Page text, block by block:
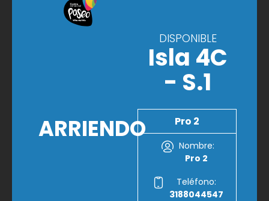
DISPONIBLE
Isla 4C
- S.1
ARRIENDO Pro 2
Nombre:
Pro 2
Teléfono:
3188044547